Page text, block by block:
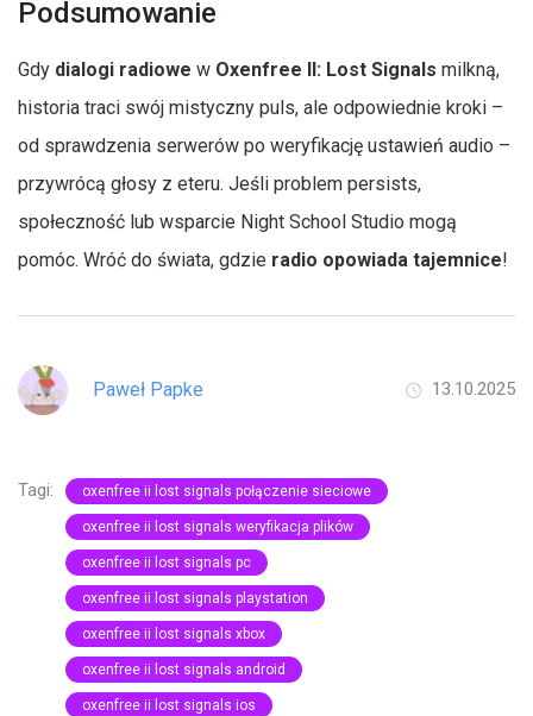
Podsumowanie
Gdy dialogi radiowe w Oxenfree II: Lost Signals milkną,
historia traci swój mistyczny puls, ale odpowiednie kroki –
od sprawdzenia serwerów po weryfikację ustawień audio –
przywrócą głosy z eteru. Jeśli problem persists,
społeczność lub wsparcie Night School Studio mogą
pomóc. Wróć do świata, gdzie radio opowiada tajemnice!
Paweł Papke 13.10.2025
Tagi: oxenfree ii lost signals połączenie sieciowe
oxenfree ii lost signals weryfikacja plików
oxenfree ii lost signals pc
oxenfree ii lost signals playstation
oxenfree ii lost signals xbox
oxenfree ii lost signals android
oxenfree ii lost signals ios